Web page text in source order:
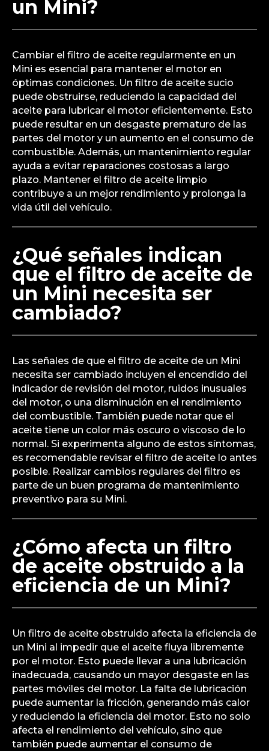
un Mini?
Cambiar el filtro de aceite regularmente en un
Mini es esencial para mantener el motor en
óptimas condiciones. Un filtro de aceite sucio
puede obstruirse, reduciendo la capacidad del
aceite para lubricar el motor eficientemente. Esto
puede resultar en un desgaste prematuro de las
partes del motor y un aumento en el consumo de
combustible. Además, un mantenimiento regular
ayuda a evitar reparaciones costosas a largo
plazo. Mantener el filtro de aceite limpio
contribuye a un mejor rendimiento y prolonga la
vida útil del vehículo.
¿Qué señales indican
que el filtro de aceite de
un Mini necesita ser
cambiado?
Las señales de que el filtro de aceite de un Mini
necesita ser cambiado incluyen el encendido del
indicador de revisión del motor, ruidos inusuales
del motor, o una disminución en el rendimiento
del combustible. También puede notar que el
aceite tiene un color más oscuro o viscoso de lo
normal. Si experimenta alguno de estos síntomas,
es recomendable revisar el filtro de aceite lo antes
posible. Realizar cambios regulares del filtro es
parte de un buen programa de mantenimiento
preventivo para su Mini.
¿Cómo afecta un filtro
de aceite obstruido a la
eficiencia de un Mini?
Un filtro de aceite obstruido afecta la eficiencia de
un Mini al impedir que el aceite fluya libremente
por el motor. Esto puede llevar a una lubricación
inadecuada, causando un mayor desgaste en las
partes móviles del motor. La falta de lubricación
puede aumentar la fricción, generando más calor
y reduciendo la eficiencia del motor. Esto no solo
afecta el rendimiento del vehículo, sino que
también puede aumentar el consumo de